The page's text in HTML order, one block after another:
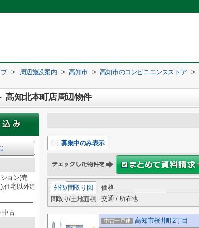
> 周辺施設案内 > 高知市 > 高知市のコンビニエンスストア >
高知北本町店周辺物件
募集中のみ表示
外観/間取り図
間取り/土地面積
価格
交通 / 所在地
中古一戸建 高知市桜井町2丁目
ョン(売
住宅以外建
中古